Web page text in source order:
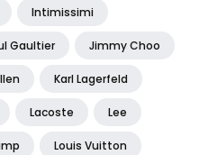
Intimissimi
Gaultier Jimmy Choo
Karl Lagerfeld
Lacoste Lee
Louis Vuitton